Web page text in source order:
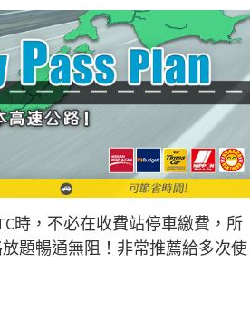
時，不必在收費站停車繳費，所
題暢通無阻！非常推薦給多次使